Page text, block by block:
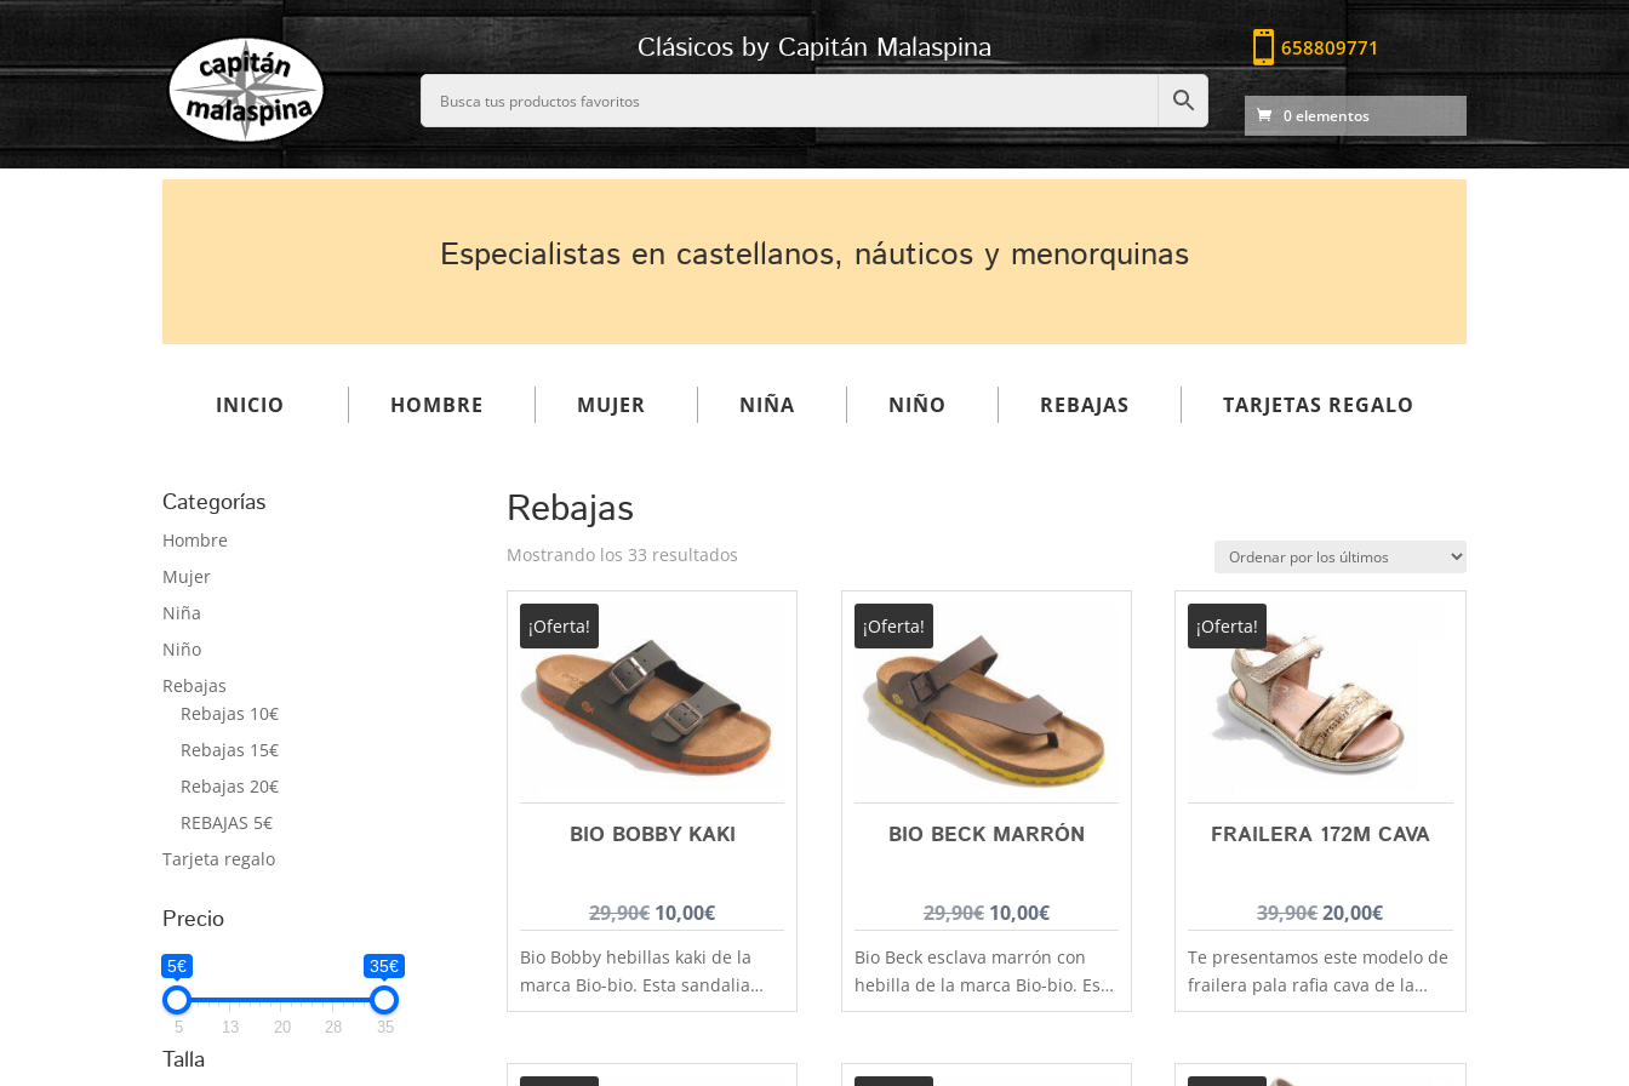
Clásicos by Capitán Malaspina  658809771
0 elementos
Especialistas en castellanos, náuticos y menorquinas
INICIO HOMBRE MUJER NIÑA NIÑO REBAJAS TARJETAS REGALO
Rebajas
Mostrando los 33 resultadosOrdenado
¡Oferta!
BIO BOBBY KAKI
29,90€ El
precio
original
era:
10,00€El
precio
actual
es:
Bio Bobby hebillas kaki de la
marca Bio-bio. Esta sandalia
compuesta por en el empeine
perfección el pie. Lleva suela
¡Oferta!
BIO BECK MARRÓN
29,90€ El
precio
original
era:
10,00€El
actual
es:
Bio Beck esclava marrón con
hebilla de la marca Bio-bio. Esta
sandalia compuesta por una
en el empeine con hebilla,
¡Oferta!
FRAILERA 172M CAVA
39,90€El
original
era:
20,00€El
precio
actual
es:
Te presentamos este modelo de
frailera pala rafia cava de la
marca Nens (fabricante de
elaboración de calzado infantil
Categorías
Hombre
Mujer
Niña
Niño
Rebajas
Rebajas 10€
Rebajas 15€
Rebajas 20€
REBAJAS 5€
Tarjeta regalo
Precio
5€ 35€
5 13 20 28 35
Talla